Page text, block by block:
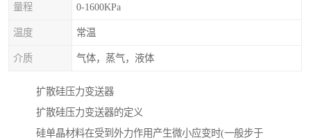
量程 0-1600KPa
温度 常温
介质 气体，蒸气，液体
扩散硅压力变送器
扩散硅压力变送器的定义
硅单晶材料在受到外力作用产生微小应变时(一般步于